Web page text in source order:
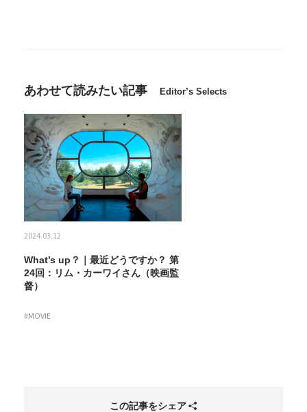
あわせて読みたい記事 Editor’s Selects
2024.03.12
What’s up？｜最近どうですか？ 第
24回：リム・カーワイさん（映画監
督）
#MOVIE
この記事をシェア